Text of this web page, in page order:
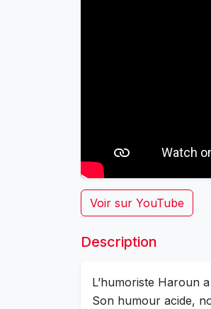
Voir sur YouTube
Description
L’humoriste Haroun
Son humour acide,